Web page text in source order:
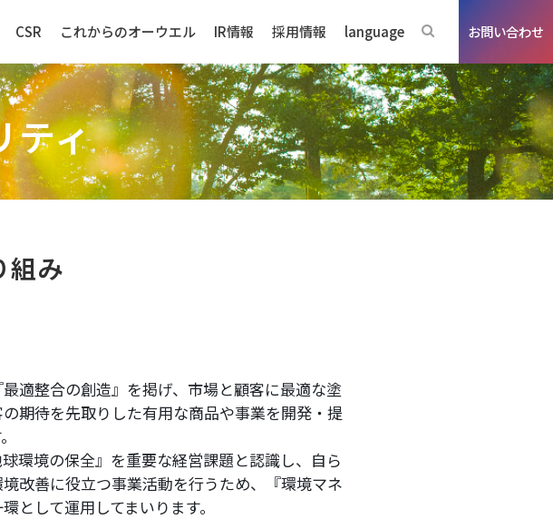
センサー
取扱品目
グローバル
CSR これからのオーウエル IR情報 採用情報 language お問い合わせ
ティ
組み
適整合の創造』を掲げ、市場と顧客に最適な塗
期待を先取りした有用な商品や事業を開発・提
環境の保全』を重要な経営課題と認識し、自ら
改善に役立つ事業活動を行うため、『環境マネ
として運用してまいります。